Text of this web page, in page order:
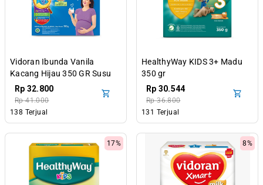
Vidoran Ibunda Vanila
Kacang Hijau 350 GR Susu
Ibu Hamil
Rp 32.800
Rp 41.000
138 Terjual
HealthyWay KIDS 3+ Madu
350 gr
Rp 30.544
Rp 36.800
131 Terjual
17% 8%